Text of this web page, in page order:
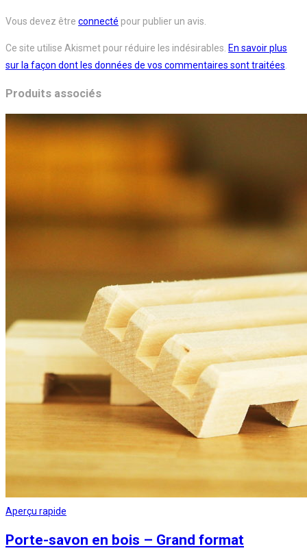
Vous devez être connecté pour publier un avis.
Ce site utilise Akismet pour réduire les indésirables. En savoir plus
sur la façon dont les données de vos commentaires sont traitées
Produits associés
Aperçu rapide
Porte-savon en bois – Grand format